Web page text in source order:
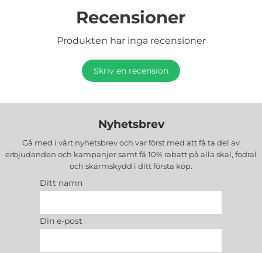
Recensioner
Produkten har inga recensioner
Skriv en recension
Nyhetsbrev
Gå med i vårt nyhetsbrev och var först med att få ta del av
erbjudanden och kampanjer samt få 10% rabatt på alla skal, fodral
och skärmskydd i ditt första köp.
Ditt namn
Din e-post